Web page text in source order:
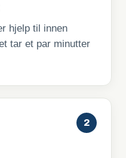
hjelp til innen
tar et par minutter
2